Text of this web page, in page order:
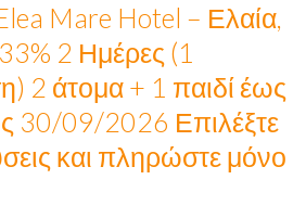
Mare Hotel – Ελαία,
2 Ημέρες (1
2 άτομα + 1 παιδί έως
30/09/2026 Επιλέξτε
και πληρώστε μόνο